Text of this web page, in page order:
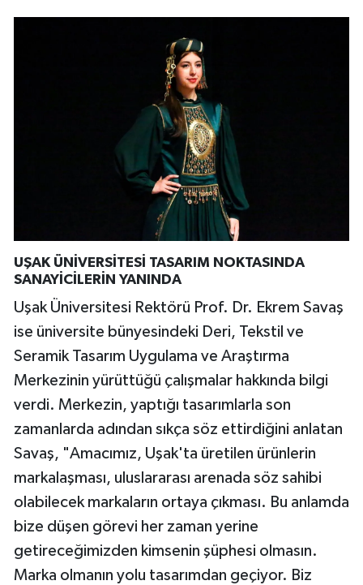
UŞAK ÜNİVERSİTESİ TASARIM NOKTASINDA
SANAYİCİLERİN YANINDA
Uşak Üniversitesi Rektörü Prof. Dr. Ekrem Savaş
ise üniversite bünyesindeki Deri, Tekstil ve
Seramik Tasarım Uygulama ve Araştırma
Merkezinin yürüttüğü çalışmalar hakkında bilgi
verdi. Merkezin, yaptığı tasarımlarla son
zamanlarda adından sıkça söz ettirdiğini anlatan
Savaş, "Amacımız, Uşak'ta üretilen ürünlerin
markalaşması, uluslararası arenada söz sahibi
olabilecek markaların ortaya çıkması. Bu anlamda
bize düşen görevi her zaman yerine
getireceğimizden kimsenin şüphesi olmasın.
Marka olmanın yolu tasarımdan geçiyor. Biz